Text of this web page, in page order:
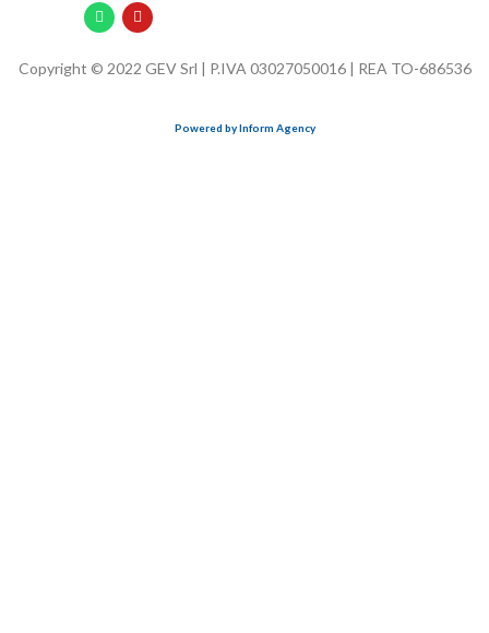
Copyright © 2022 GEV Srl | P.IVA 03027050016 | REA TO-686536
Powered by Inform Agency